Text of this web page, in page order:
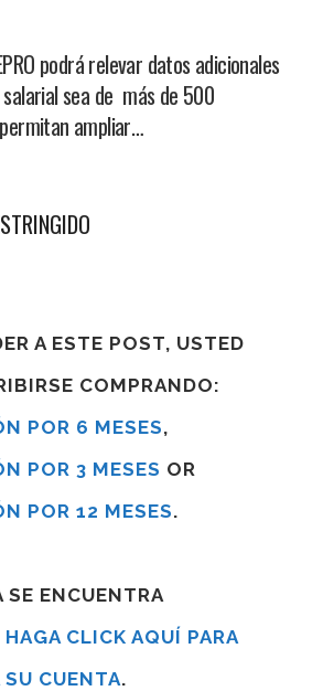
podrá relevar datos adicionales
sea de más de 500
ampliar…
A ESTE POST, USTED
COMPRANDO:
POR 6 MESES,
POR 3 MESES OR
POR 12 MESES.
SE ENCUENTRA
HAGA CLICK AQUÍ PARA
SU CUENTA.